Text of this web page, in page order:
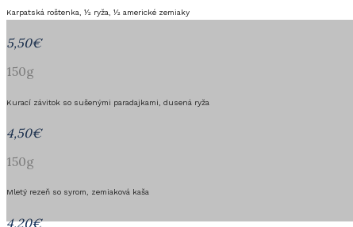
Karpatská roštenka, ½ ryža, ½ americké zemiaky
5,50€
150g
Kurací závitok so sušenými paradajkami, dusená ryža
4,50€
150g
Mletý rezeň so syrom, zemiaková kaša
4,20€